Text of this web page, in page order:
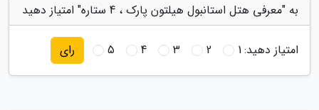
به "معرفی هتل استانبول هیلتون پارک ، 4 ستاره" امتیاز دهید
امتیاز دهید:1
2
3
4
5 رای